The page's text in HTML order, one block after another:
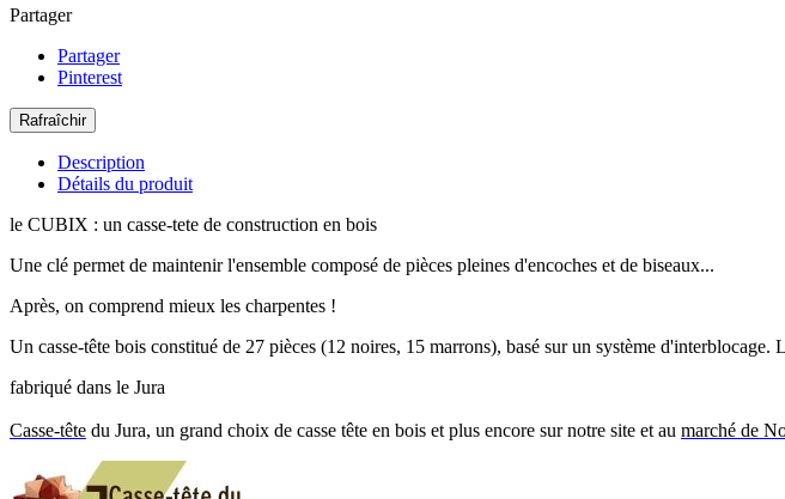
Partager
Partager
Pinterest
Description
Détails du produit
le CUBIX : un casse-tete de construction en bois
Une clé permet de maintenir l'ensemble composé de pièces pleines d'encoches et de biseaux...
Après, on comprend mieux les charpentes !
Un casse-tête bois constitué de 27 pièces (12 noires, 15 marrons), basé sur un système
fabriqué dans le Jura
Casse-tête du Jura, un grand choix de casse tête en bois et plus encore sur notre site et au marché de